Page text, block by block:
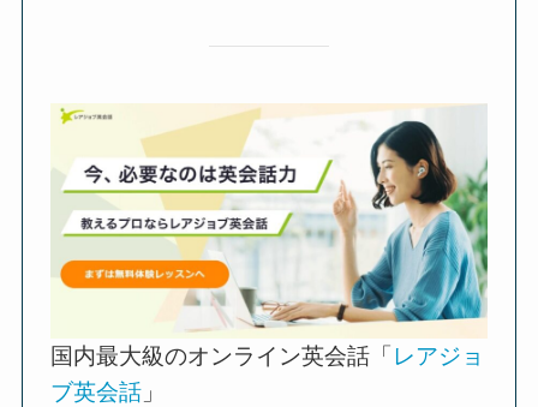
国内最大級のオンライン英会話「 レアジョ
ブ英会話 」